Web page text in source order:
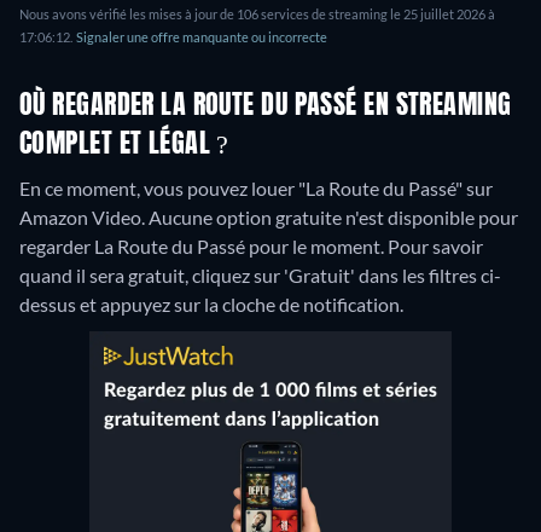
Nous avons vérifié les mises à jour de 106 services de streaming le 25 juillet 2026 à
17:06:12. Signaler une offre manquante ou incorrecte
OÙ REGARDER LA ROUTE DU PASSÉ EN STREAMING
COMPLET ET LÉGAL ?
En ce moment, vous pouvez louer "La Route du Passé" sur
Amazon Video.Aucune option gratuite n'est disponible pour
regarder La Route du Passé pour le moment. Pour savoir
quand il sera gratuit, cliquez sur 'Gratuit' dans les filtres ci-
dessus et appuyez sur la cloche de notification.